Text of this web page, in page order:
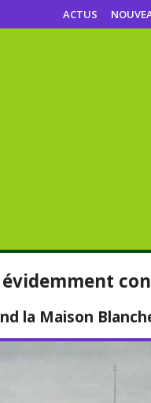
ACTUS
évidemment
la Maison